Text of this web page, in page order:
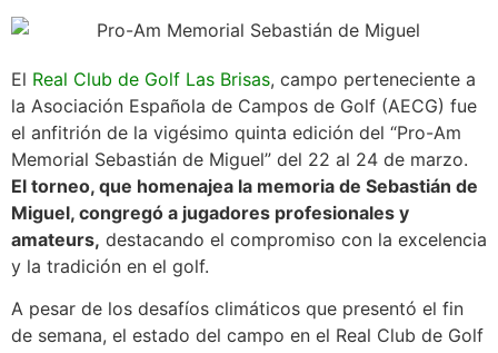
El Real Club de Golf Las Brisas, campo perteneciente a
la Asociación Española de Campos de Golf (AECG) fue
el anfitrión de la vigésimo quinta edición del “Pro-Am
Memorial Sebastián de Miguel” del 22 al 24 de marzo.
El torneo, que homenajea la memoria de Sebastián de
Miguel, congregó a jugadores profesionales y
amateurs, destacando el compromiso con la excelencia
y la tradición en el golf.
A pesar de los desafíos climáticos que presentó el fin
de semana, el estado del campo en el Real Club de Golf